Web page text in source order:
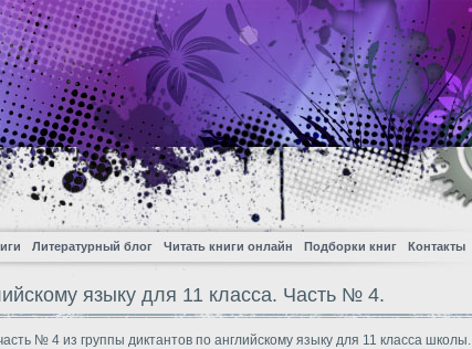
Литературный блог Читать книги онлайн Подборки книг Контакты
языку для 11 класса. Часть № 4.
№ 4 из группы диктантов по английскому языку для 11 класса школы.